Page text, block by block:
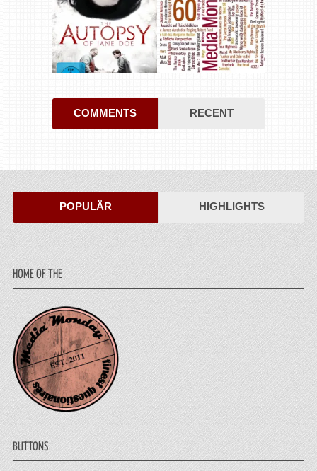
COMMENTS RECENT
POPULÄR HIGHLIGHTS
HOME OF THE
BUTTONS